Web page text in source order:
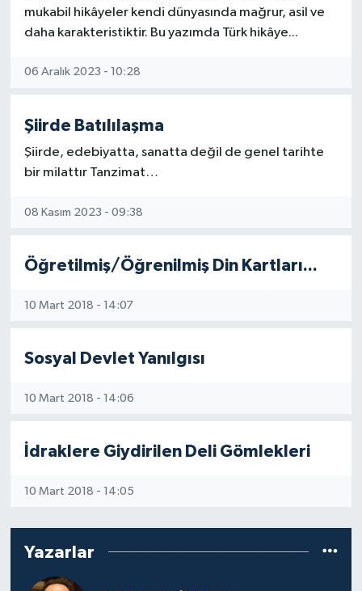
mukabil hikâyeler kendi dünyasında mağrur, asil ve
daha karakteristiktir. Bu yazımda Türk hikâye...
06 Aralık 2023 - 10:28
Şiirde Batılılaşma
Şiirde, edebiyatta, sanatta değil de genel tarihte
bir milattır Tanzimat…
08 Kasım 2023 - 09:38
Öğretilmiş/Öğrenilmiş Din Kartları...
10 Mart 2018 - 14:07
Sosyal Devlet Yanılgısı
10 Mart 2018 - 14:06
İdraklere Giydirilen Deli Gömlekleri
10 Mart 2018 - 14:05
Yazarlar